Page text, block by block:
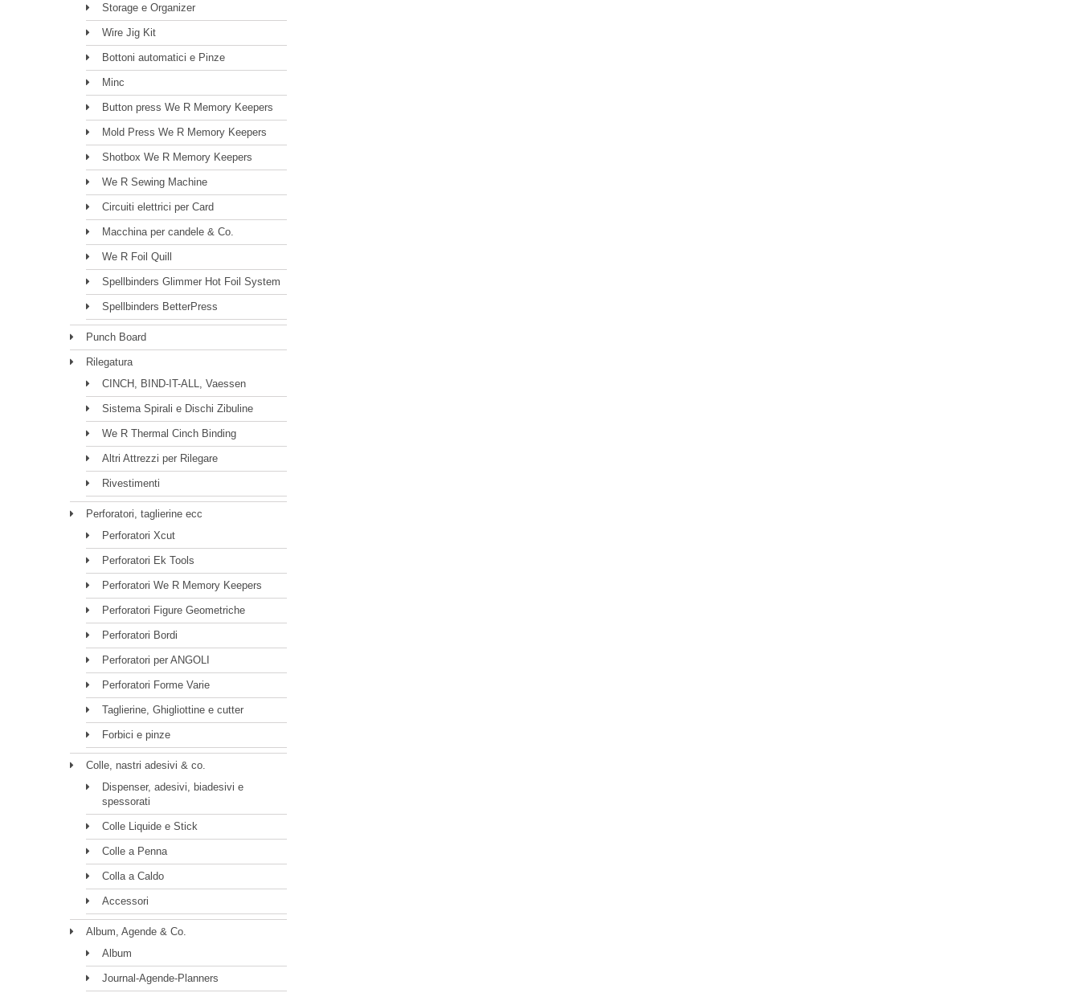
Storage e Organizer
Wire Jig Kit
Bottoni automatici e Pinze
Minc
Button press We R Memory Keepers
Mold Press We R Memory Keepers
Shotbox We R Memory Keepers
We R Sewing Machine
Circuiti elettrici per Card
Macchina per candele & Co.
We R Foil Quill
Spellbinders Glimmer Hot Foil System
Spellbinders BetterPress
Punch Board
Rilegatura
CINCH, BIND-IT-ALL, Vaessen
Sistema Spirali e Dischi Zibuline
We R Thermal Cinch Binding
Altri Attrezzi per Rilegare
Rivestimenti
Perforatori, taglierine ecc
Perforatori Xcut
Perforatori Ek Tools
Perforatori We R Memory Keepers
Perforatori Figure Geometriche
Perforatori Bordi
Perforatori per ANGOLI
Perforatori Forme Varie
Taglierine, Ghigliottine e cutter
Forbici e pinze
Colle, nastri adesivi & co.
Dispenser, adesivi, biadesivi e
spessorati
Colle Liquide e Stick
Colle a Penna
Colla a Caldo
Accessori
Album, Agende & Co.
Album
Journal-Agende-Planners